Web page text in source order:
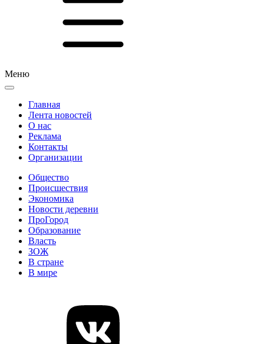
Меню
Главная
Лента новостей
О нас
Реклама
Контакты
Организации
Общество
Происшествия
Экономика
Новости деревни
ПроГород
Образование
Власть
ЗОЖ
В стране
В мире